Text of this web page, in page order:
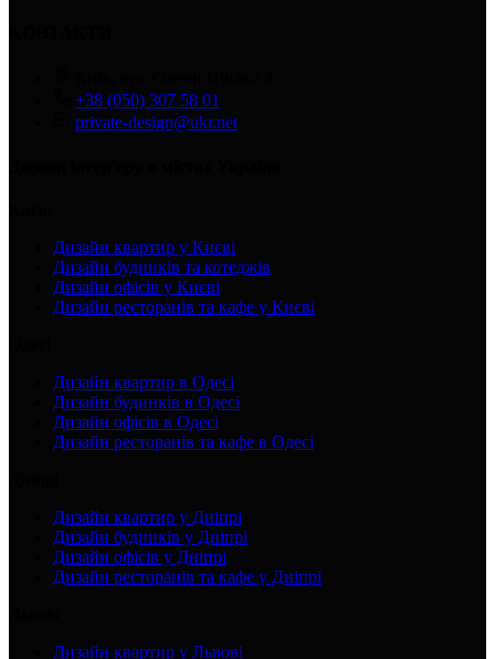
+38 (050) 307 58 01
private-design@ukr.net
Дизайн квартир у Києві
Дизайн будинків та котеджів
Дизайн офісів у Києві
Дизайн ресторанів та кафе у Києві
Дизайн квартир в Одесі
Дизайн будинків в Одесі
Дизайн офісів в Одесі
Дизайн ресторанів та кафе в Одесі
Дизайн квартир у Дніпрі
Дизайн будинків у Дніпрі
Дизайн офісів у Дніпрі
Дизайн ресторанів та кафе у Дніпрі
Дизайн квартир у Львові